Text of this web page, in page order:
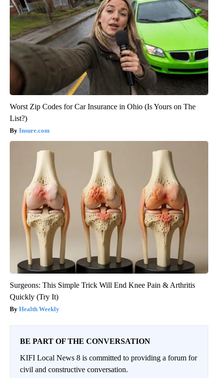
Worst Zip Codes for Car Insurance in Ohio (Is Yours on The
List?)
Insure.com
Surgeons: This Simple Trick Will End Knee Pain & Arthritis
Quickly (Try It)
Health Weekly
BE PART OF THE CONVERSATION
KIFI Local News 8 is committed to providing a forum for
civil and constructive conversation.